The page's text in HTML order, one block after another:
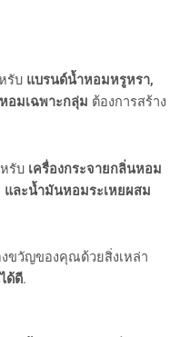
รับ แบรนด์น้ำหอมหรูหรา,
อมเฉพาะกลุ่ม ต้องการสร้าง
รับ เครื่องกระจายกลิ่นหอม
และน้ำมันหอมระเหยผสม
ขวัญของคุณด้วยสิ่งเหล่า
ด้ดี.